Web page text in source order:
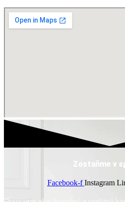
Zostaňme v
Facebook-f Instagram